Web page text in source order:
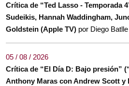
Crítica de “Ted Lasso - Temporada
Sudeikis, Hannah Waddingham,
Goldstein (Apple TV) por Diego Batlle
05 / 08 / 2026
Crítica de “El Día D: Bajo presión”
Anthony Maras con Andrew Scott y